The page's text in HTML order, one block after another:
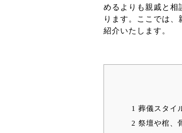
めるよりも親戚と相
ります。ここでは
紹介いたします。
1 葬儀スタイ
2 祭壇や棺、